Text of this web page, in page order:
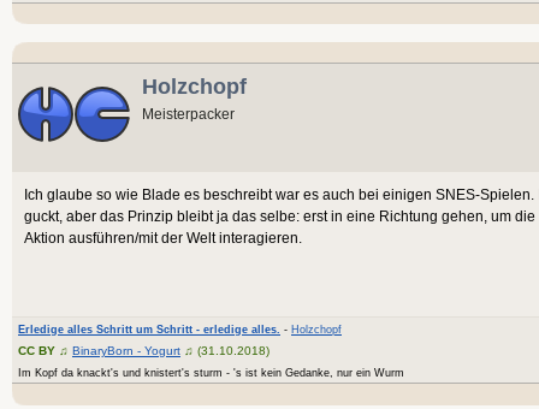
Holzchopf
Meisterpacker
Ich glaube so wie Blade es beschreibt war es auch bei einigen SNES-
guckt, aber das Prinzip bleibt ja das selbe: erst in eine Richtung gehen, um
Aktion ausführen/mit der Welt interagieren.
Erledige alles Schritt um Schritt - erledige alles. - Holzchopf
CC BY ♫ BinaryBorn - Yogurt ♫ (31.10.2018)
Im Kopf da knackt's und knistert's sturm - 's ist kein Gedanke, nur ein Wurm